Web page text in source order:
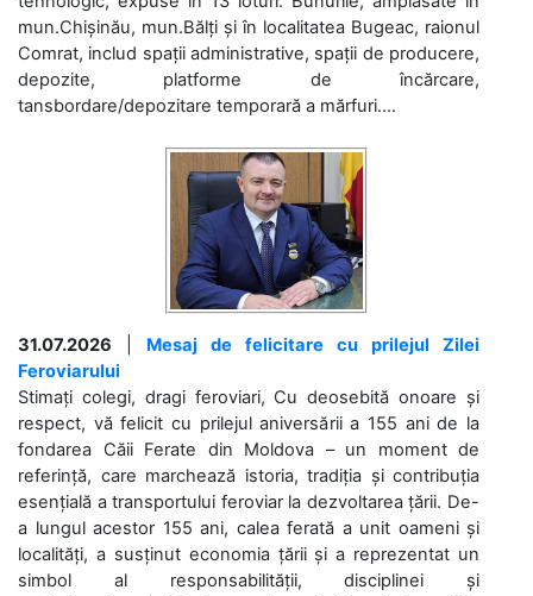
mun.Chișinău, mun.Bălți și în localitatea Bugeac, raionul
Comrat, includ spații administrative, spații de producere,
depozite, platforme de încărcare,
tansbordare/depozitare temporară a mărfuri....
31.07.2026
Mesaj de felicitare cu prilejul Zilei
Feroviarului
Stimați colegi, dragi feroviari, Cu deosebită onoare și
respect, vă felicit cu prilejul aniversării a 155 ani de la
fondarea Căii Ferate din Moldova – un moment de
referință, care marchează istoria, tradiția și contribuția
esențială a transportului feroviar la dezvoltarea țării. De-
a lungul acestor 155 ani, calea ferată a unit oameni și
localități, a susținut economia țării și a reprezentat un
simbol al responsabilității, disciplinei și